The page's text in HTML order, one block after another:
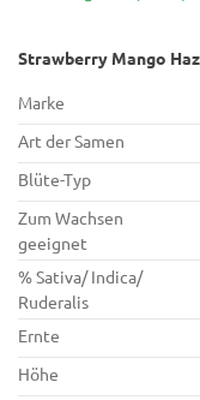
Strawberry Mango
Marke
Art der Samen
Blüte-Typ
Zum Wachsen
geeignet
% Sativa/ Indica/
Ruderalis
Ernte
Höhe